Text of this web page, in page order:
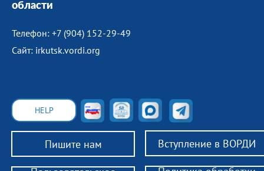
области
Телефон: +7 (904) 152-29-49
Сайт: irkutsk.vordi.org
Пишите нам Вступление в ВОРДИ
HELP